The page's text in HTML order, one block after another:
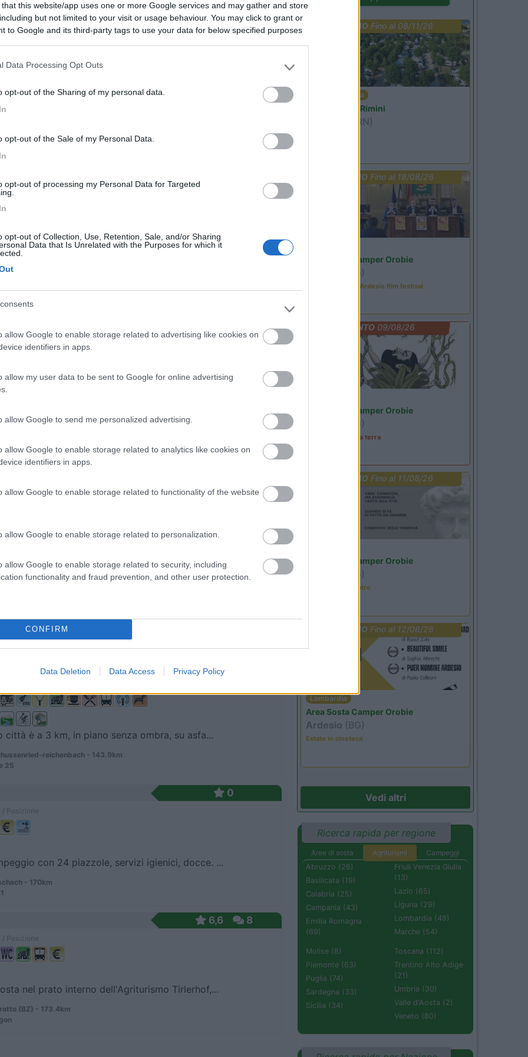
that this website/app uses one or more Google services and may gather and store
but not limited to your visit or usage behaviour. You may click to grant or
to Google and its third-party tags to use your data for below specified purposes
Data Processing Opt Outs
opt-out of the Sharing of my personal data.
opt-out of the Sale of my Personal Data.
opt-out of processing my Personal Data for Targeted
opt-out of Collection, Use, Retention, Sale, and/or Sharing
Data that Is Unrelated with the Purposes for which it
allow Google to enable storage related to advertising like cookies on
identifiers in apps.
allow my user data to be sent to Google for online advertising
allow Google to send me personalized advertising.
allow Google to enable storage related to analytics like cookies on
identifiers in apps.
allow Google to enable storage related to functionality of the website
allow Google to enable storage related to personalization.
allow Google to enable storage related to security, including
functionality and fraud prevention, and other user protection.
CONFIRM
Data Deletion Data Access Privacy Policy
8 1
Posizione
su terra battuta, senza ombra, 21 posti senza de...
- 93.6km
b305
Posizione
al verde dei boschi e alle montagne tirolesi il ...
- 106.7km
waltendorf - 120.4km
19
8
- 127.8km
10
9
città è a 3 km, in piano senza ombra, su asfa...
reichenbach - 143.9km
25
0
con 24 piazzole, servizi igienici, docce. ...
- 170km
6,6 8
nel prato interno dell'Agriturismo Tirlerhof,...
(BZ) - 173.4km
PROMO Fino al 08/11/26
Emilia Romagna
Camper Park Rimini
(RN)
PROMO Fino al 18/08/26
Area Sosta Camper Orobie
(BG)
Sacrae Scenae - Ardesio film festival
EVENTO09/08/26
Area Sosta Camper Orobie
(BG)
A levar l'ombra da terra
PROMO Fino al 11/08/26
Area Sosta Camper Orobie
(BG)
Incontri con il teatro
PROMO Fino al 12/08/26
Lombardia
Area Sosta Camper Orobie
Ardesio (BG)
Estate in cineteca
Vedi altri
Ricerca rapida per regione
Aree di sosta Agriturismi
Campeggi
Abruzzo (26)
Basilicata (19)
Calabria (25)
Campania (43)
Emilia Romagna
(69)
Friuli Venezia Giulia
(13)
Lazio (65)
Liguria (29)
Lombardia (49)
Marche (54)
Molise (8)
Piemonte (63)
Puglia (74)
Sardegna (33)
Sicilia (34)
Toscana (112)
Trentino Alto Adige
(21)
Umbria (30)
Valle d'Aosta (2)
Veneto (80)